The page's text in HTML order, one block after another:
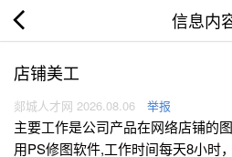
信息内
店铺美工
郯城人才网 2026.08.06 举报
主要工作是公司产品在网络店铺的
用PS修图软件,工作时间每天8小时